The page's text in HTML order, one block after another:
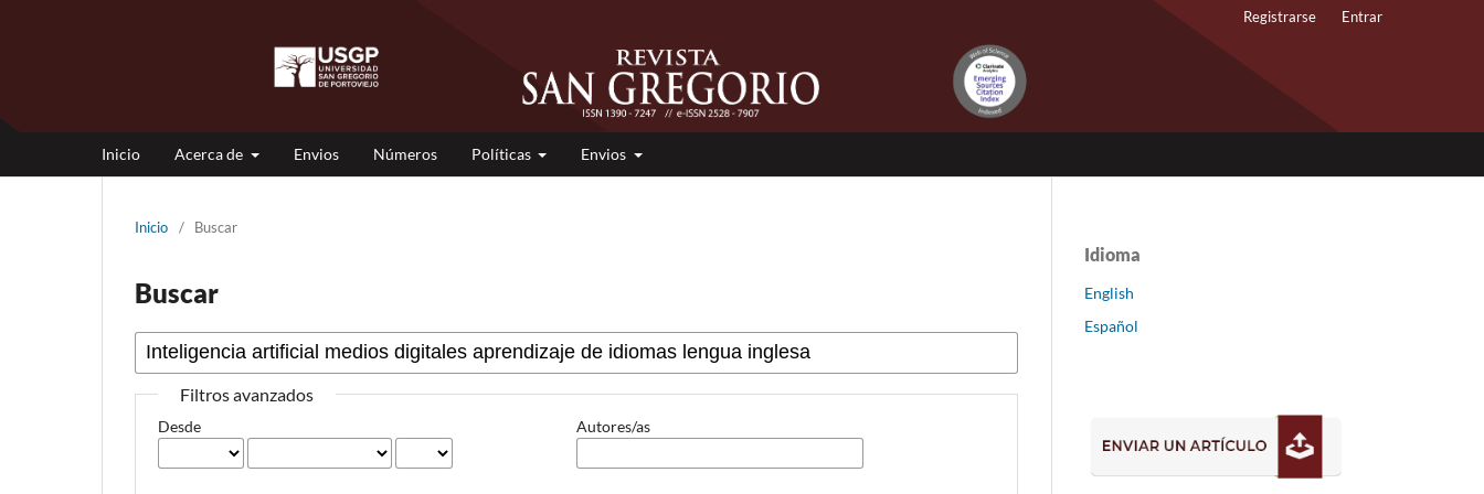
Inicio Acerca de Envios Números Políticas Envios
Registrarse Entrar
Inicio / Buscar
Buscar
Filtros avanzados
Desde Autores/as
Idioma
English
Español